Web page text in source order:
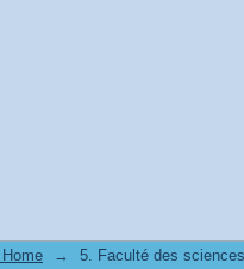
→
5. Faculté des